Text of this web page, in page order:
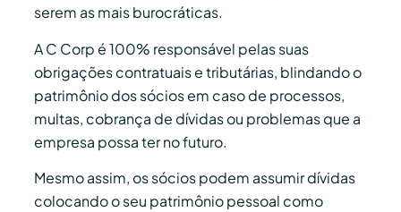
serem as mais burocráticas.
A C Corp é 100% responsável pelas suas
obrigações contratuais e tributárias, blindando o
patrimônio dos sócios em caso de processos,
multas, cobrança de dívidas ou problemas que a
empresa possa ter no futuro.
Mesmo assim, os sócios podem assumir dívidas
colocando o seu patrimônio pessoal como